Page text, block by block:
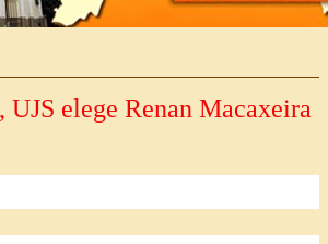
UJS elege Renan Macaxeira